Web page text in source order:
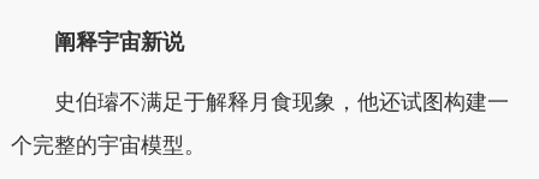
阐释宇宙新说
史伯璿不满足于解释月食现象，他还试图构建一
个完整的宇宙模型。